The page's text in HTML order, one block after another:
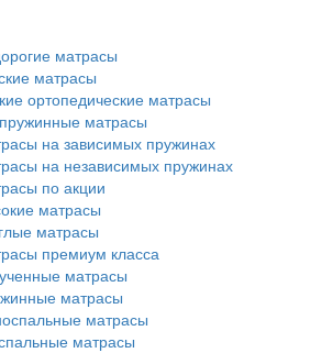
матрасы
матрасы
ортопедические матрасы
матрасы
на зависимых пружинах
на независимых пружинах
по акции
матрасы
матрасы
премиум класса
матрасы
матрасы
матрасы
матрасы